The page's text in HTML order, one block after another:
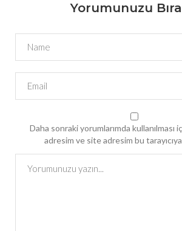
Yorumunuzu
Daha sonraki yorumlarımda kullanılması
adresim ve site adresim bu